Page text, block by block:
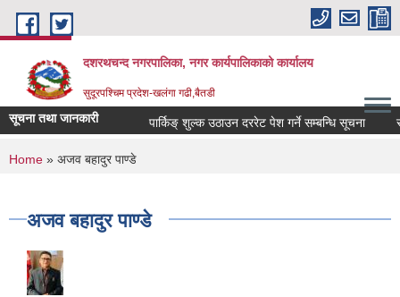
Skip to main content
दशरथचन्द नगरपालिका, नगर कार्यपालिकाको कार्यालय
सुदूरपश्चिम प्रदेश-खलंगा गढी,बैतडी
सूचना तथा जानकारी पार्किङ् शुल्क उठाउन दररेट पेश गर्ने सम्बन्धि सूचना
You are here
Home » अजव बहादुर पाण्डे
अजव बहादुर पाण्डे